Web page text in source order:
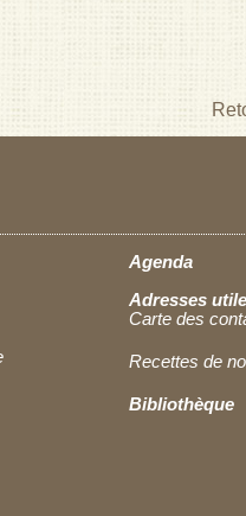
Agenda
Adresses
Carte des
Recettes de
Bibliothèque